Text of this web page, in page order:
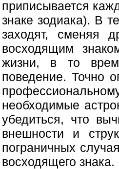
приписывается
знаке зодиака). В
заходят, сменяя
восходящим
жизни, в то
поведение. Точно
необходимые
убедиться, что
внешности и
пограничных
восходящего знака.